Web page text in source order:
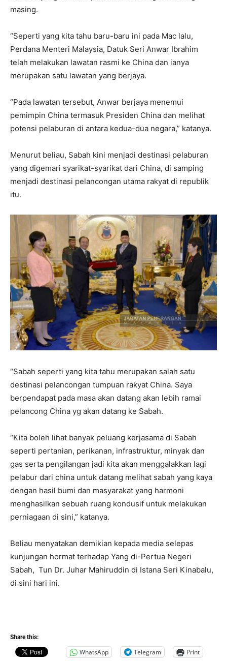
masing.
“Seperti yang kita tahu baru-baru ini pada Mac lalu,
Perdana Menteri Malaysia, Datuk Seri Anwar Ibrahim
telah melakukan lawatan rasmi ke China dan ianya
merupakan satu lawatan yang berjaya.
“Pada lawatan tersebut, Anwar berjaya menemui
pemimpin China termasuk Presiden China dan melihat
potensi pelaburan di antara kedua-dua negara,” katanya.
Menurut beliau, Sabah kini menjadi destinasi pelaburan
yang digemari syarikat-syarikat dari China, di samping
menjadi destinasi pelancongan utama rakyat di republik
itu.
“Sabah seperti yang kita tahu merupakan salah satu
destinasi pelancongan tumpuan rakyat China. Saya
berpendapat pada masa akan datang akan lebih ramai
pelancong China yg akan datang ke Sabah.
“Kita boleh lihat banyak peluang kerjasama di Sabah
seperti pertanian, perikanan, infrastruktur, minyak dan
gas serta pengilangan jadi kita akan menggalakkan lagi
pelabur dari china untuk datang melihat sabah yang kaya
dengan hasil bumi dan masyarakat yang harmoni
menghasilkan sebuah ruang kondusif untuk melakukan
perniagaan di sini,” katanya.
Beliau menyatakan demikian kepada media selepas
kunjungan hormat terhadap Yang di-Pertua Negeri
Sabah, Tun Dr. Juhar Mahiruddin di Istana Seri Kinabalu,
di sini hari ini.
Share this:
WhatsApp Telegram Print